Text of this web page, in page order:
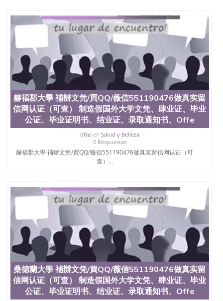
（San Jose State University）澳洲读书未毕业找人做
文凭学位qq微信551190476澳洲读CQU中央昆士兰大
学学历 绩单购买学位证书/澳洲读本科硕士做文凭/购
买澳洲大学毕业证成绩单假文凭学历
offieUniversityofSouthernQueensland 澳洲读书未毕
业找人做文凭学位qq微信551190476澳洲读CQU中央
昆士兰大学学历成绩单购买学位证书/澳洲读本科硕
士做文凭/购买澳洲大学毕业证成绩单假文凭学历切
斯特大學 補辦文凭/買QQ/薇信551190476做真实留信
网认证（可查） 制造假国外大学文凭、肆业证、毕业
公证、毕业证明书、结业证、录取通知书、Offer、在
读证明、雅思托福成绩单
赫福郡大學 補辦文凭/買QQ/薇信551190476做真实留
信网认证（可查） 制造假国外大学文凭、肆业证、毕业
公证、毕业证明书、结业证、录取通知书、Offe
dfnsen Salud y Belleza
0 Respuestas
赫福郡大學 補辦文凭/買QQ/薇信551190476做真实留信网认证（可
查）...
桑德蘭大學 補辦文凭/買QQ/薇信551190476做真实留
信网认证（可查） 制造假国外大学文凭、肆业证、毕业
公证、毕业证明书、结业证、录取通知书、Offe